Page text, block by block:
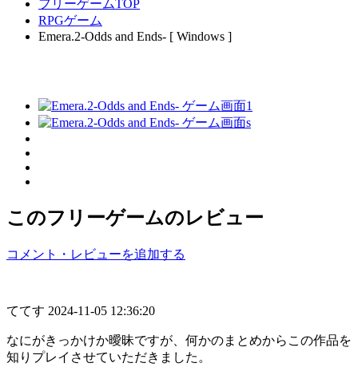
フリーゲームTOP
RPGゲーム
Emera.2-Odds and Ends- [ Windows ]
このフリーゲームのレビュー
コメント・レビューを追加する
ててす 2024-11-05 12:36:20
なにがきっかけか曖昧ですが、何かのまとめからこの作品を
知りプレイさせていただきました。